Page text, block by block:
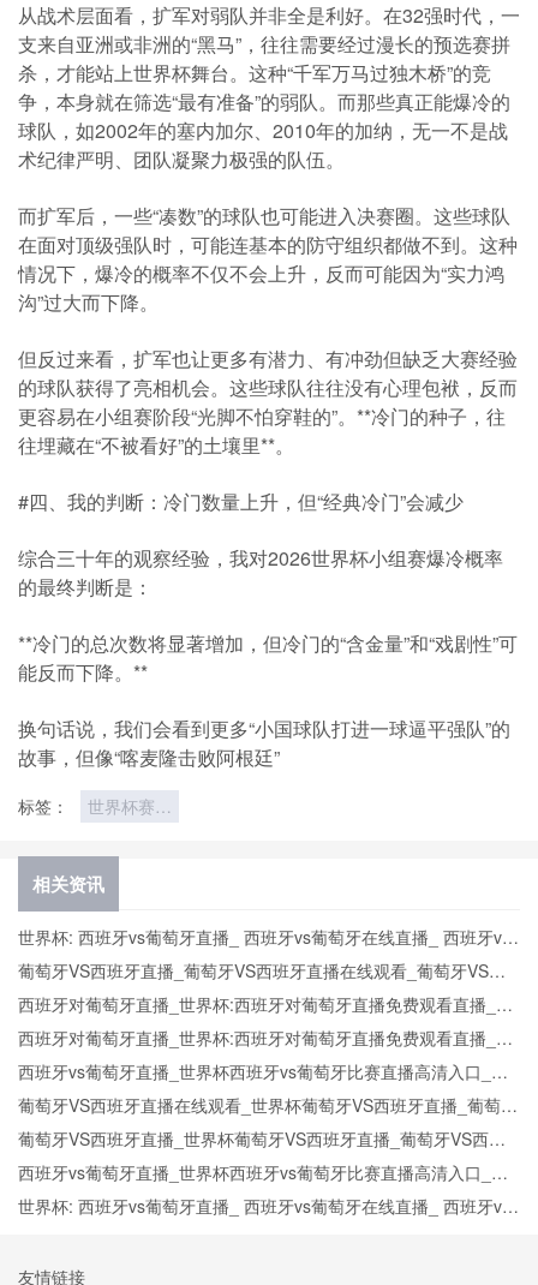
从战术层面看，扩军对弱队并非全是利好。在32强时代，一
支来自亚洲或非洲的“黑马”，往往需要经过漫长的预选赛拼
杀，才能站上世界杯舞台。这种“千军万马过独木桥”的竞
争，本身就在筛选“最有准备”的弱队。而那些真正能爆冷的
球队，如2002年的塞内加尔、2010年的加纳，无一不是战
术纪律严明、团队凝聚力极强的队伍。
而扩军后，一些“凑数”的球队也可能进入决赛圈。这些球队
在面对顶级强队时，可能连基本的防守组织都做不到。这种
情况下，爆冷的概率不仅不会上升，反而可能因为“实力鸿
沟”过大而下降。
但反过来看，扩军也让更多有潜力、有冲劲但缺乏大赛经验
的球队获得了亮相机会。这些球队往往没有心理包袱，反而
更容易在小组赛阶段“光脚不怕穿鞋的”。**冷门的种子，往
往埋藏在“不被看好”的土壤里**。
#四、我的判断：冷门数量上升，但“经典冷门”会减少
综合三十年的观察经验，我对2026世界杯小组赛爆冷概率
的最终判断是：
**冷门的总次数将显著增加，但冷门的“含金量”和“戏剧性”可
能反而下降。**
换句话说，我们会看到更多“小国球队打进一球逼平强队”的
故事，但像“喀麦隆击败阿根廷”
标签：
世界杯赛后
腹山雀黄肚
相关资讯
世界杯: 西班牙vs葡萄牙直播_ 西班牙vs葡萄牙在线直播_ 西班牙vs
葡萄牙CCTV5直播入口-24直播网
葡萄牙VS西班牙直播_葡萄牙VS西班牙直播在线观看_葡萄牙VS西
班牙实时全场直播入口
西班牙对葡萄牙直播_世界杯:西班牙对葡萄牙直播免费观看直播_世
界杯西班牙对葡萄牙直播在线观看高清无插件
西班牙对葡萄牙直播_世界杯:西班牙对葡萄牙直播免费观看直播_世
界杯西班牙对葡萄牙直播在线观看高清无插件
西班牙vs葡萄牙直播_世界杯西班牙vs葡萄牙比赛直播高清入口_西
班牙vs葡萄牙预测分析直播
葡萄牙VS西班牙直播在线观看_世界杯葡萄牙VS西班牙直播_葡萄牙
VS西班牙比赛观看直达入口
葡萄牙VS西班牙直播_世界杯葡萄牙VS西班牙直播_葡萄牙VS西班
牙在线高清直播
西班牙vs葡萄牙直播_世界杯西班牙vs葡萄牙比赛直播高清入口_西
班牙vs葡萄牙预测分析直播
世界杯: 西班牙vs葡萄牙直播_ 西班牙vs葡萄牙在线直播_ 西班牙vs
友情链接